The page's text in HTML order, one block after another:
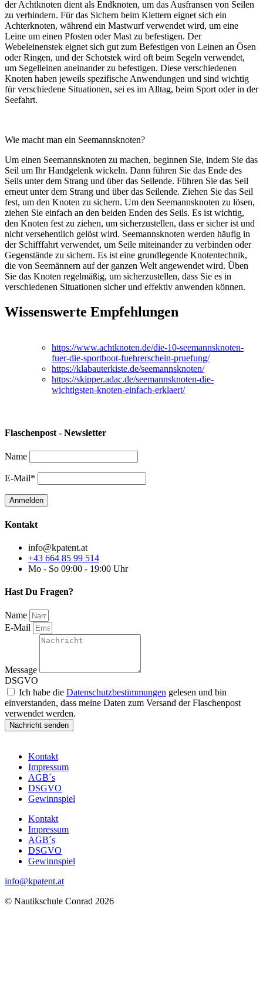
der Achtknoten dient als Endknoten, um das Ausfransen von Seilen
zu verhindern. Für das Sichern beim Klettern eignet sich ein
Achterknoten, während ein Mastwurf verwendet wird, um eine
Leine um einen Pfosten oder Mast zu befestigen. Der
Webeleinenstek eignet sich gut zum Befestigen von Leinen an Ösen
oder Ringen, und der Schotstek wird oft beim Segeln verwendet,
um Segelleinen aneinander zu befestigen. Diese verschiedenen
Knoten haben jeweils spezifische Anwendungen und sind wichtig
für verschiedene Situationen, sei es im Alltag, beim Sport oder in der
Seefahrt.
Wie macht man ein Seemannsknoten?
Um einen Seemannsknoten zu machen, beginnen Sie, indem Sie das
Seil um Ihr Handgelenk wickeln. Dann führen Sie das Ende des
Seils unter dem Strang und über das Seilende. Führen Sie das Seil
erneut unter dem Strang und über das Seilende. Ziehen Sie das Seil
fest, um den Knoten zu sichern. Um den Seemannsknoten zu lösen,
ziehen Sie einfach an den beiden Enden des Seils. Es ist wichtig,
den Knoten fest zu ziehen, um sicherzustellen, dass er sicher ist und
nicht versehentlich gelöst wird. Seemannsknoten werden häufig in
der Schifffahrt verwendet, um Seile miteinander zu verbinden oder
Gegenstände zu sichern. Es ist eine grundlegende Knotentechnik,
die von Seemännern auf der ganzen Welt angewendet wird. Üben
Sie das Knoten regelmäßig, um sicherzustellen, dass Sie es in
verschiedenen Situationen sicher und effektiv anwenden können.
Wissenswerte Empfehlungen
https://www.achtknoten.de/die-10-seemannsknoten-
fuer-die-sportboot-fuehrerschein-pruefung/
https://klabauterkiste.de/seemannsknoten/
https://skipper.adac.de/seemannsknoten-die-
wichtigsten-knoten-einfach-erklaert/
Flaschenpost - Newsletter
Name
E-Mail*
Kontakt
info@kpatent.at
+43 664 85 99 514
Mo - So 09:00 - 19:00 Uhr
Hast Du Fragen?
Name
E-Mail
Message
DSGVO
Ich habe die Datenschutzbestimmungen gelesen und bin
einverstanden, dass meine Daten zum Versand der Flaschenpost
verwendet werden.
Nachricht senden
Kontakt
Impressum
AGB´s
DSGVO
Gewinnspiel
Kontakt
Impressum
AGB´s
DSGVO
Gewinnspiel
info@kpatent.at
© Nautikschule Conrad 2026